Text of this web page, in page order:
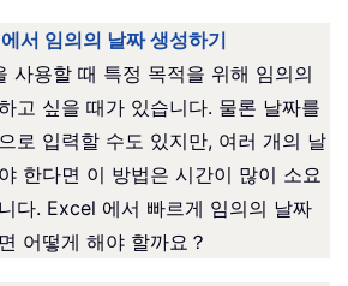
서 임의의 날짜 생성하기
사용할 때 특정 목적을 위해 임의의
고 싶을 때가 있습니다. 물론 날짜를
로 입력할 수도 있지만, 여러 개의 날
한다면 이 방법은 시간이 많이 소요
다. Excel 에서 빠르게 임의의 날짜
어떻게 해야 할까요？